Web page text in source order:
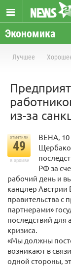
Экономика
Лучшее
из-за
отметили
49
в архиве
ВЕНА, 10
РФ за
рабочий день и
канцлер Австрии
правительства
партнерами»
последствий для
кризиса.
«Мы должны
возникают в
одной стороны,